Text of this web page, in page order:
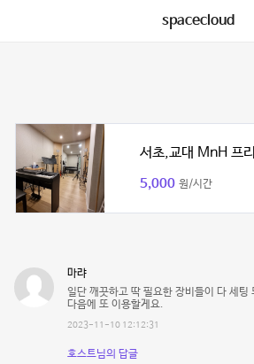
spacecloud
서초,교대 MnH 프
5,000 원/시간
마랴
일단 깨끗하고 딱 필요한 장비들이 다 세팅
다음에 또 이용할게요.
2023-11-10 12:12:31
호스트님의 답글